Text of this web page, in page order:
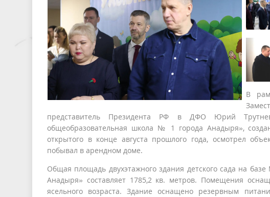
В
представитель Президента РФ в ДФО Юрий
общеобразовательная школа № 1 города Анадыря»,
открытого в конце августа прошлого года, осмотрел
побывал в арендном доме.
Общая площадь двухэтажного здания детского сада на
Анадыря» составляет 1785,2 кв. метров. Помещения
ясельного возраста. Здание оснащено резервным